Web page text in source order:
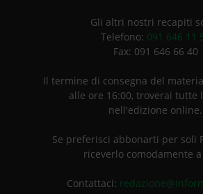
Gli altri nostri recapiti
Telefono: 091 646 11
Fax: 091 646 66 40
Il termine di consegna del
alle ore 16:00, troverai tutte
nell'edizione online.
Se preferisci abbonarti per soli
riceverlo comodamente a
Contattaci: